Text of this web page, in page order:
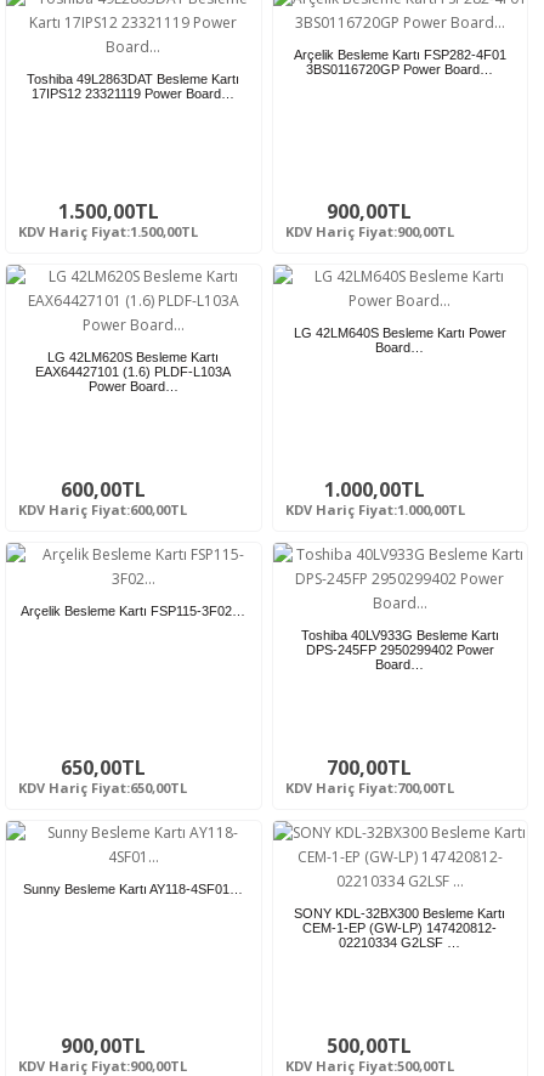
Toshiba 49L2863DAT Besleme Kartı
17IPS12 23321119 Power Board…
1.500,00TL
KDV Hariç Fiyat:1.500,00TL
Arçelik Besleme Kartı FSP282-4F01
3BS0116720GP Power Board…
900,00TL
KDV Hariç Fiyat:900,00TL
LG 42LM620S Besleme Kartı
EAX64427101 (1.6) PLDF-L103A
Power Board…
600,00TL
KDV Hariç Fiyat:600,00TL
LG 42LM640S Besleme Kartı Power
Board…
1.000,00TL
KDV Hariç Fiyat:1.000,00TL
Arçelik Besleme Kartı FSP115-3F02…
650,00TL
KDV Hariç Fiyat:650,00TL
Toshiba 40LV933G Besleme Kartı
DPS-245FP 2950299402 Power
Board…
700,00TL
KDV Hariç Fiyat:700,00TL
Sunny Besleme Kartı AY118-4SF01…
900,00TL
KDV Hariç Fiyat:900,00TL
SONY KDL-32BX300 Besleme Kartı
CEM-1-EP (GW-LP) 147420812-
02210334 G2LSF …
500,00TL
KDV Hariç Fiyat:500,00TL